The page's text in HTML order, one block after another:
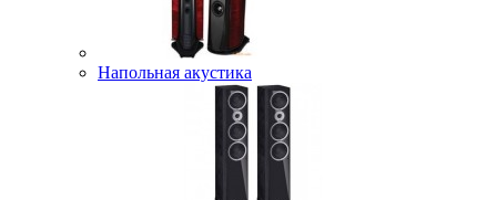
Напольная акустика